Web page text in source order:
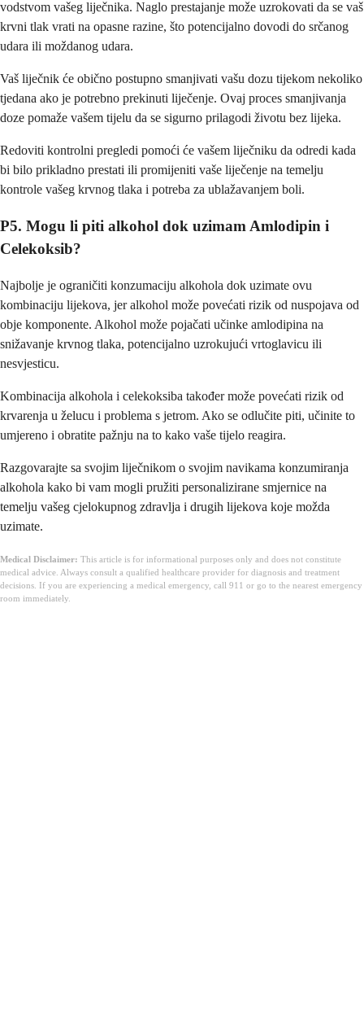
vodstvom vašeg liječnika. Naglo prestajanje može uzrokovati da se vaš
krvni tlak vrati na opasne razine, što potencijalno dovodi do srčanog
udara ili moždanog udara.
Vaš liječnik će obično postupno smanjivati ​​vašu dozu tijekom nekoliko
tjedana ako je potrebno prekinuti liječenje. Ovaj proces smanjivanja
doze pomaže vašem tijelu da se sigurno prilagodi životu bez lijeka.
Redoviti kontrolni pregledi pomoći će vašem liječniku da odredi kada
bi bilo prikladno prestati ili promijeniti vaše liječenje na temelju
kontrole vašeg krvnog tlaka i potreba za ublažavanjem boli.
P5. Mogu li piti alkohol dok uzimam Amlodipin i
Celekoksib?
Najbolje je ograničiti konzumaciju alkohola dok uzimate ovu
kombinaciju lijekova, jer alkohol može povećati rizik od nuspojava od
obje komponente. Alkohol može pojačati učinke amlodipina na
snižavanje krvnog tlaka, potencijalno uzrokujući vrtoglavicu ili
nesvjesticu.
Kombinacija alkohola i celekoksiba također može povećati rizik od
krvarenja u želucu i problema s jetrom. Ako se odlučite piti, učinite to
umjereno i obratite pažnju na to kako vaše tijelo reagira.
Razgovarajte sa svojim liječnikom o svojim navikama konzumiranja
alkohola kako bi vam mogli pružiti personalizirane smjernice na
temelju vašeg cjelokupnog zdravlja i drugih lijekova koje možda
uzimate.
Medical Disclaimer: This article is for informational purposes only and does not constitute
medical advice. Always consult a qualified healthcare provider for diagnosis and treatment
decisions. If you are experiencing a medical emergency, call 911 or go to the nearest emergency
room immediately.